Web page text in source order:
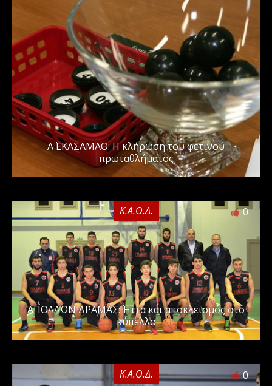
Α΄ ΕΚΑΣΑΜΑΘ: Η κλήρωση του φετινού
πρωταθλήματος
Κ.Α.Ο.Δ. 0
ΑΠΟΛΛΩΝ ΔΡΑΜΑΣ: Ήττα και αποκλεισμός στο
κύπελλο
Κ.Α.Ο.Δ. 0